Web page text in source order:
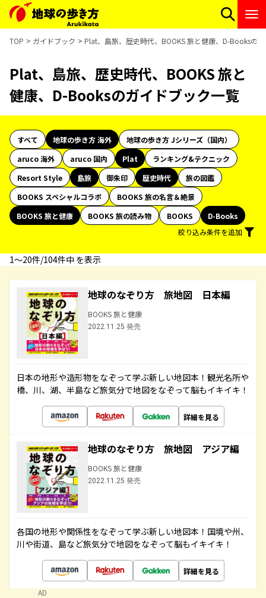
TOP ガイドブック Plat、島旅、歴史時代、BOOKS 旅と健康、D-Booksの
Plat、島旅、歴史時代、BOOKS 旅と
健康、D-Booksのガイドブック一覧
すべて 地球の歩き方 海外
地球の歩き方 Jシリーズ（国内）
aruco 海外
aruco 国内 Plat
ランキング&テクニック
Resort Style
島旅 御朱印 歴史時代
旅の図鑑
BOOKS スペシャルコラボ
BOOKS 旅の名言＆絶景
BOOKS 旅と健康
BOOKS 旅の読み物 BOOKS
D-Books
絞り込み条件を追加
1〜20件/104件中 を表示
地球のなぞり方 旅地図 日本編
BOOKS 旅と健康
2022.11.25 発売
日本の地形や造形物をなぞって学ぶ新しい地図本！観光名所や
橋、川、湖、半島など旅気分で地図をなぞって脳もイキイキ！
詳細を見る
地球のなぞり方 旅地図 アジア編
BOOKS 旅と健康
2022.11.25 発売
各国の地形や関係性をなぞって学ぶ新しい地図本！国境や州、
川や街道、島など旅気分で地図をなぞって脳もイキイキ！
詳細を見る
AD